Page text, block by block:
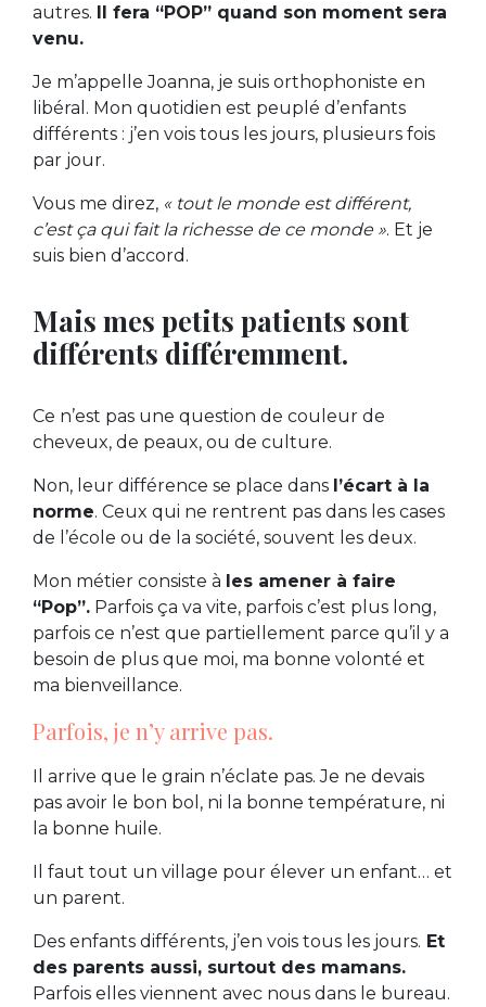
autres. Il fera “POP” quand son moment sera
venu.
Je m’appelle Joanna, je suis orthophoniste en
libéral. Mon quotidien est peuplé d’enfants
différents : j’en vois tous les jours, plusieurs fois
par jour.
Vous me direz, « tout le monde est différent,
c’est ça qui fait la richesse de ce monde ». Et je
suis bien d’accord.
Mais mes petits patients sont
différents différemment.
Ce n’est pas une question de couleur de
cheveux, de peaux, ou de culture.
Non, leur différence se place dans l’écart à la
norme. Ceux qui ne rentrent pas dans les cases
de l’école ou de la société, souvent les deux.
Mon métier consiste à les amener à faire
“Pop”. Parfois ça va vite, parfois c’est plus long,
parfois ce n’est que partiellement parce qu’il y a
besoin de plus que moi, ma bonne volonté et
ma bienveillance.
Parfois, je n’y arrive pas.
Il arrive que le grain n’éclate pas. Je ne devais
pas avoir le bon bol, ni la bonne température, ni
la bonne huile.
Il faut tout un village pour élever un enfant… et
un parent.
Des enfants différents, j’en vois tous les jours. Et
des parents aussi, surtout des mamans.
Parfois elles viennent avec nous dans le bureau.